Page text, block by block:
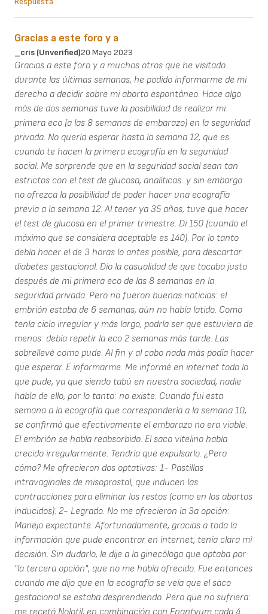
Gracias a este foro y a
_cris (unverified)20 Mayo 2023
Gracias a este foro y a muchos otros que he visitado
durante las últimas semanas, he podido informarme de mi
derecho a decidir sobre mi aborto espontáneo. Hace algo
más de dos semanas tuve la posibilidad de realizar mi
primera eco (a las 8 semanas de embarazo) en la seguridad
privada. No quería esperar hasta la semana 12, que es
cuando te hacen la primera ecografía en la seguridad
social. Me sorprende que en la seguridad social sean tan
estrictos con el test de glucosa, analíticas...y sin embargo
no ofrezca la posibilidad de poder hacer una ecografía
previa a la semana 12. Al tener ya 35 años, tuve que hacer
el test de glucosa en el primer trimestre. Di 150 (cuando el
máximo que se considera aceptable es 140). Por lo tanto
debía hacer el de 3 horas lo antes posible, para descartar
diabetes gestacional. Dio la casualidad de que tocaba justo
después de mi primera eco de las 8 semanas en la
seguridad privada. Pero no fueron buenas noticias: el
embrión estaba de 6 semanas, aún no había latido. Como
tenía ciclo irregular y más largo, podría ser que estuviera de
menos: debía repetir la eco 2 semanas más tarde. Las
sobrellevé como pude. Al fin y al cabo nada más podía hacer
que esperar. E informarme. Me informé en internet todo lo
que pude, ya que siendo tabú en nuestra sociedad, nadie
habla de ello, por lo tanto: no existe. Cuando fui esta
semana a la ecografía que correspondería a la semana 10,
se confirmó que efectivamente el embarazo no era viable.
El embrión se había reabsorbido. El saco vitelino había
crecido irregularmente. Tendría que expulsarlo. ¿Pero
cómo? Me ofrecieron dos optativas: 1- Pastillas
intravaginales de misoprostol, que inducen las
contracciones para eliminar los restos (como en los abortos
inducidos). 2- Legrado. No me ofrecieron la 3a opción:
Manejo expectante. Afortunadamente, gracias a toda la
información que pude encontrar en internet, tenía clara mi
decisión. Sin dudarlo, le dije a la ginecóloga que optaba por
"la tercera opción", que no me había ofrecido. Fue entonces
cuando me dijo que en la ecografía se veía que el saco
gestacional se estaba desprendiendo. Pero que no sufriera:
me recetó Nolotil, en combinación con Enantyum cada 4